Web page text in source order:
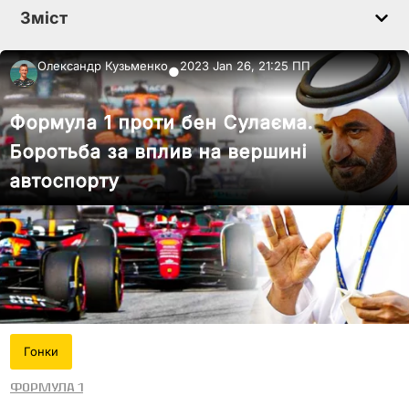
Зміст
Олександр Кузьменко●2023 Jan 26, 21:25 ПП
Формула 1 проти бен Сулаєма.
Боротьба за вплив на вершині
автоспорту
Гонки
Формула 1